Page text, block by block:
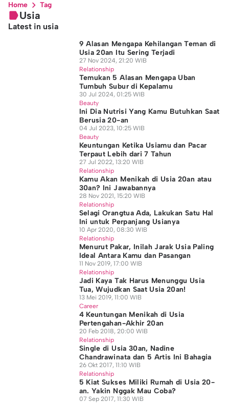
Home Tag
Usia
Latest in usia
9 Alasan Mengapa Kehilangan Teman di
Usia 20an Itu Sering Terjadi
27 Nov 2024, 21:20 WIB
Relationship
Temukan 5 Alasan Mengapa Uban
Tumbuh Subur di Kepalamu
30 Jul 2024, 01:25 WIB
Beauty
Ini Dia Nutrisi Yang Kamu Butuhkan Saat
Berusia 20-an
04 Jul 2023, 10:25 WIB
Beauty
Keuntungan Ketika Usiamu dan Pacar
Terpaut Lebih dari 7 Tahun
27 Jul 2022, 13:20 WIB
Relationship
Kamu Akan Menikah di Usia 20an atau
30an? Ini Jawabannya
28 Nov 2021, 15:20 WIB
Relationship
Selagi Orangtua Ada, Lakukan Satu Hal
Ini untuk Perpanjang Usianya
10 Apr 2020, 08:30 WIB
Relationship
Menurut Pakar, Inilah Jarak Usia Paling
Ideal Antara Kamu dan Pasangan
11 Nov 2019, 17:00 WIB
Relationship
Jadi Kaya Tak Harus Menunggu Usia
Tua, Wujudkan Saat Usia 20an!
13 Mei 2019, 11:00 WIB
Career
4 Keuntungan Menikah di Usia
Pertengahan-Akhir 20an
20 Feb 2018, 20:00 WIB
Relationship
Single di Usia 30an, Nadine
Chandrawinata dan 5 Artis Ini Bahagia
26 Okt 2017, 11:10 WIB
Relationship
5 Kiat Sukses Miliki Rumah di Usia 20-
an. Yakin Nggak Mau Coba?
07 Sep 2017, 11:30 WIB